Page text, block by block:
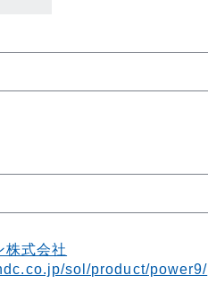
株式会社
sol/product/power9/